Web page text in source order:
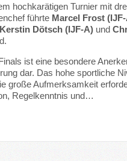
hochkarätigen Turnier mit
führte Marcel Frost
Kerstin Dötsch (IJF-A)und
ist eine besondere
dar. Das hohe sportliche
große Aufmerksamkeit
Regelkenntnis und…